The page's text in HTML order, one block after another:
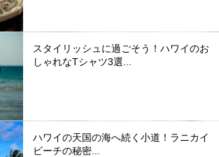
スタイリッシュに過ごそう！ハワイのお
しゃれなTシャツ3選...
ハワイの天国の海へ続く小道！ラニカイ
ビーチの秘密...